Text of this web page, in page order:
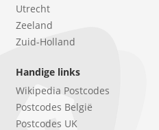
Utrecht
Zeeland
Zuid-Holland
Handige links
Wikipedia Postcodes
Postcodes België
Postcodes UK